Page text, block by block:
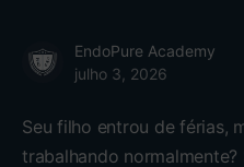
EndoPure Academy
julho 3, 2026
Seu filho entrou de férias,
trabalhando normalmente?